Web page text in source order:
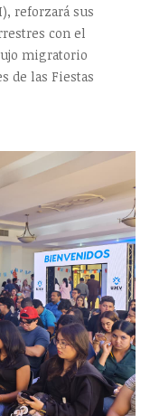
reforzará sus
con el
migratorio
de las Fiestas